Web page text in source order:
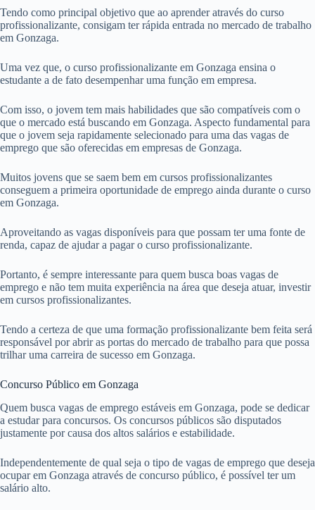
Tendo como principal objetivo que ao aprender através do curso
profissionalizante, consigam ter rápida entrada no mercado de trabalho
em Gonzaga.
Uma vez que, o curso profissionalizante em Gonzaga ensina o
estudante a de fato desempenhar uma função em empresa.
Com isso, o jovem tem mais habilidades que são compatíveis com o
que o mercado está buscando em Gonzaga. Aspecto fundamental para
que o jovem seja rapidamente selecionado para uma das vagas de
emprego que são oferecidas em empresas de Gonzaga.
Muitos jovens que se saem bem em cursos profissionalizantes
conseguem a primeira oportunidade de emprego ainda durante o curso
em Gonzaga.
Aproveitando as vagas disponíveis para que possam ter uma fonte de
renda, capaz de ajudar a pagar o curso profissionalizante.
Portanto, é sempre interessante para quem busca boas vagas de
emprego e não tem muita experiência na área que deseja atuar, investir
em cursos profissionalizantes.
Tendo a certeza de que uma formação profissionalizante bem feita será
responsável por abrir as portas do mercado de trabalho para que possa
trilhar uma carreira de sucesso em Gonzaga.
Concurso Público em Gonzaga
Quem busca vagas de emprego estáveis em Gonzaga, pode se dedicar
a estudar para concursos. Os concursos públicos são disputados
justamente por causa dos altos salários e estabilidade.
Independentemente de qual seja o tipo de vagas de emprego que deseja
ocupar em Gonzaga através de concurso público, é possível ter um
salário alto.